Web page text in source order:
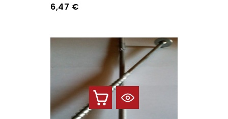
Prix
6,47 €